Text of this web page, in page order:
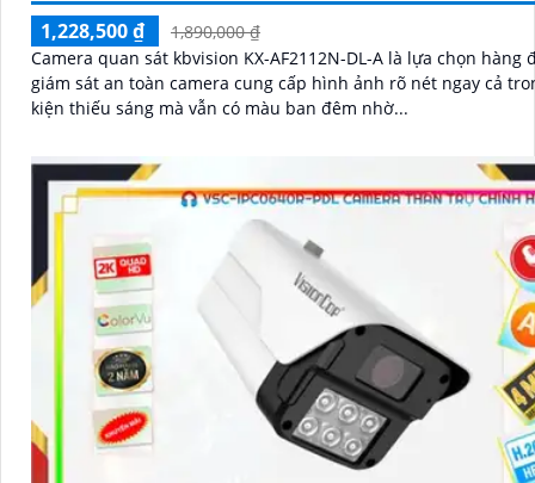
1,228,500 ₫
1,890,000 ₫
Camera quan sát kbvision KX-AF2112N-DL-A là lựa chọn hàng
giám sát an toàn camera cung cấp hình ảnh rõ nét ngay cả
kiện thiếu sáng mà vẫn có màu ban đêm nhờ...